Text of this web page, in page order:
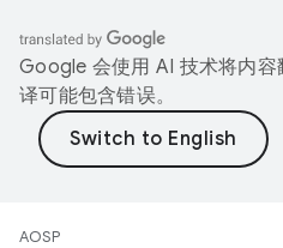
Google 会使用 AI 技术将内
译可能包含错误。
AOSP